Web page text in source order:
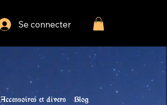
Se connecter
Accessoires et divers Blog